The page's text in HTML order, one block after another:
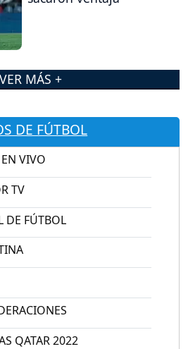
VER MÁS +
DE FÚTBOL
VIVO
TV
DE FÚTBOL
QATAR 2022